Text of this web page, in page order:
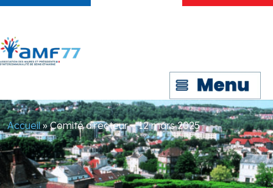
Accueil»Comité directeur – 12 mars 2025